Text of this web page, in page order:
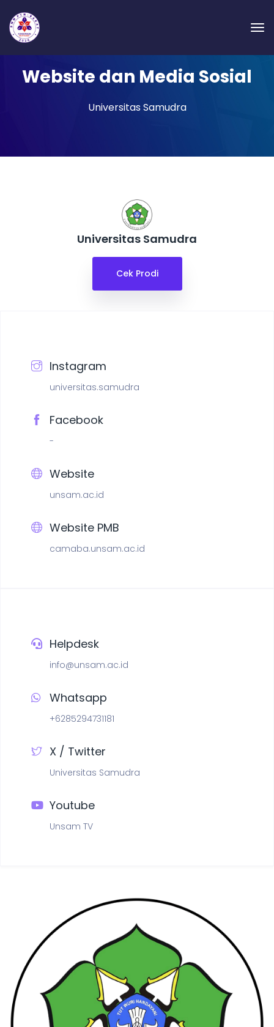
Website dan Media Sosial
Universitas Samudra
Universitas Samudra
Cek Prodi
Instagram
universitas.samudra
Facebook
-
Website
unsam.ac.id
Website PMB
camaba.unsam.ac.id
Helpdesk
info@unsam.ac.id
Whatsapp
+6285294731181
X / Twitter
Universitas Samudra
Youtube
Unsam TV